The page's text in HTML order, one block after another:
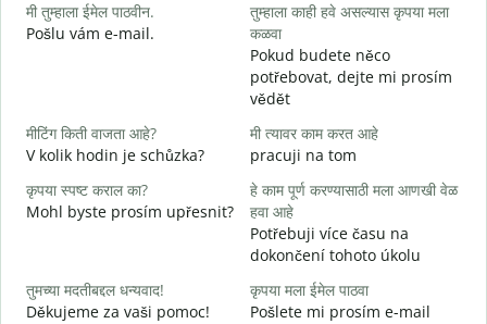
मी तुम्हाला ईमेल पाठवीन.
Pošlu vám e-mail.
तुम्हाला काही हवे असल्यास कृपया मला
कळवा
Pokud budete něco
potřebovat, dejte mi prosím
vědět
मीटिंग किती वाजता आहे?
V kolik hodin je schůzka?
मी त्यावर काम करत आहे
pracuji na tom
कृपया स्पष्ट कराल का?
Mohl byste prosím upřesnit?
हे काम पूर्ण करण्यासाठी मला आणखी वेळ
हवा आहे
Potřebuji více času na
dokončení tohoto úkolu
तुमच्या मदतीबद्दल धन्यवाद!
Děkujeme za vaši pomoc!
कृपया मला ईमेल पाठवा
Pošlete mi prosím e-mail